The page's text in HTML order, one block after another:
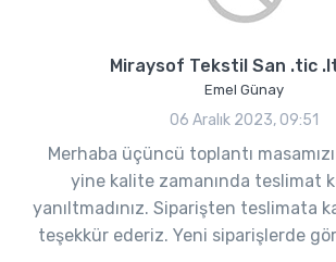
Miraysof Tekstil San .tic
Emel Günay
06 Aralık 2023, 09:51
Merhaba üçüncü toplantı
yine kalite zamanında teslimat
yanıltmadınız. Siparişten teslimata
teşekkür ederiz. Yeni siparişlerde